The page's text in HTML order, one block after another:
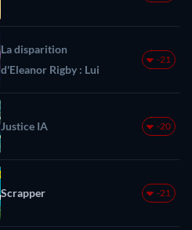
La disparition
d'Eleanor Rigby : Lui
-21
Justice IA -20
Scrapper -21